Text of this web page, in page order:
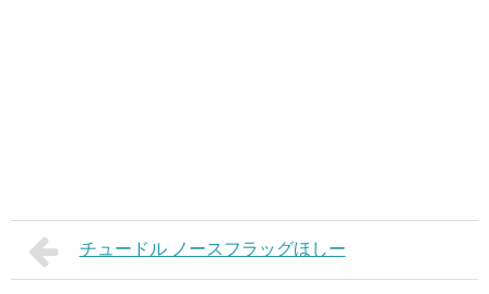
チュードル ノースフラッグほしー